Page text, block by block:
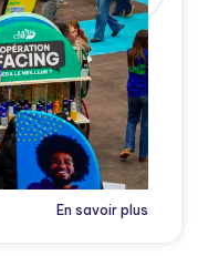
En savoir plus